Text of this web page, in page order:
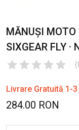
MĂNUȘI MOTO
SIXGEAR FLY ·
(
Livrare Gratuită 1-
284.00 RON